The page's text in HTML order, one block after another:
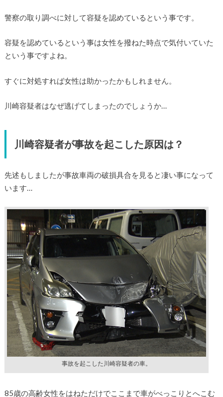
警察の取り調べに対して容疑を認めているという事です。
容疑を認めているという事は女性を撥ねた時点で気付いていた
という事ですよね。
すぐに対処すれば女性は助かったかもしれません。
川崎容疑者はなぜ逃げてしまったのでしょうか…
川崎容疑者が事故を起こした原因は？
先述もしましたが事故車両の破損具合を見ると凄い事になって
います…
事故を起こした川崎容疑者の車。
85歳の高齢女性をはねただけでここまで車がべっこりとへこむ